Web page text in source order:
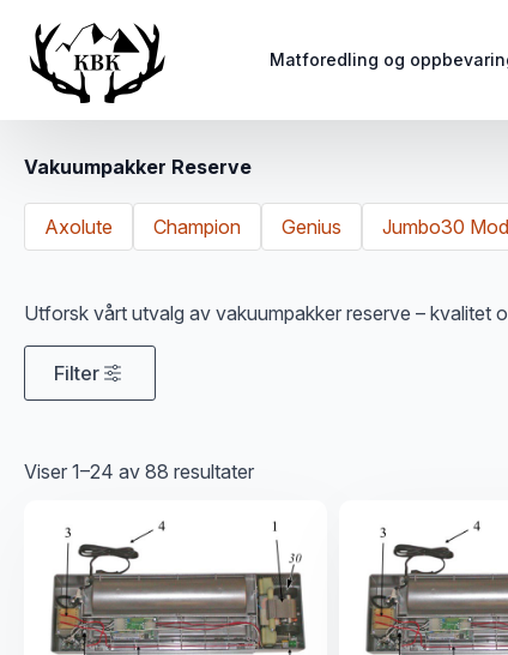
Matforedling og
Vakuumpakker Reserve
Axolute Champion Genius Jumbo30
Utforsk vårt utvalg av vakuumpakker reserve – kvalitet
Filter
Viser 1–24 av 88 resultaterSortert
propularitet